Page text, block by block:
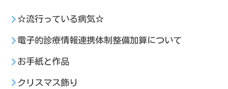
☆流行っている病気☆
電子的診療情報連携体制整備加算について
お手紙と作品
クリスマス飾り